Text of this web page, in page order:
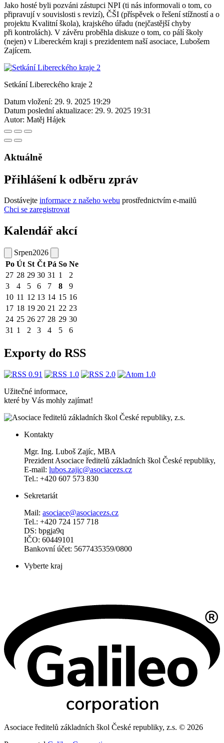
Jako hosté byli pozváni zástupci NPI (ti nás informovali o tom, co
připravují v souvislosti s revizí), ČŠI (příspěvek o řešení stížností a o
projektu Kvalitní škola), krajského úřadu (nejčastější chyby
při kontrolách). V závěru proběhla diskuze o tom, co pálí školy
(nejen) v Libereckém kraji s prezidentem naší asociace, Lubošem
Zajícem.
Setkání Libereckého kraje 2
Datum vložení: 29. 9. 2025 19:29
Datum poslední aktualizace: 29. 9. 2025 19:31
Autor: Matěj Hájek
Aktuálně
Přihlášení k odběru zpráv
Dostávejte informace z našeho webu prostřednictvím e-mailů
Chci se zaregistrovat
Kalendář akcí
Srpen2026
Po Út St Čt Pá So Ne
27 28 29 30 31 1
2
3
4 5 6 7 8
9
10 11 12 13 14 15 16
17 18 19 20 21 22 23
24 25 26 27 28 29 30
31 1 2 3 4 5 6
Exporty do RSS
Užitečné informace,
které by Vás mohly zajímat!
Kontakty
Mgr. Ing. Luboš Zajíc, MBA
Prezident Asociace ředitelů základních škol České republiky,
E-mail: lubos.zajic@asociacezs.cz
Tel.: +420 607 573 830
Sekretariát
Mail: asociace@asociacezs.cz
Tel.: +420 724 157 718
DS: bpgja9q
IČO: 60449101
Bankovní účet: 5677435359/0800
Vyberte kraj
Asociace ředitelů základních škol České republiky, z.s. © 2026